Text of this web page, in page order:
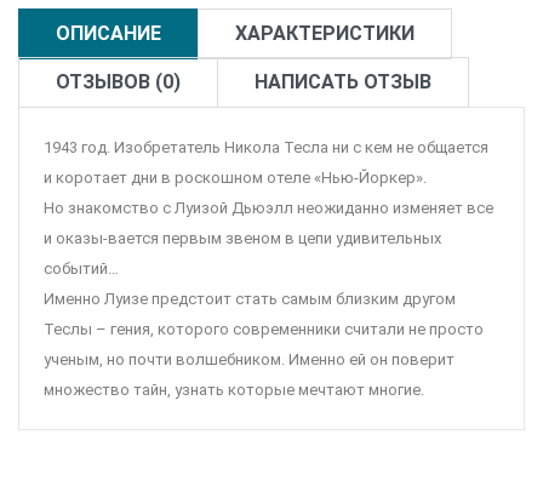
ОПИСАНИЕ ХАРАКТЕРИСТИКИ
ОТЗЫВОВ (0) НАПИСАТЬ ОТЗЫВ
1943 год. Изобретатель Никола Тесла ни с кем не общается
и коротает дни в роскошном отеле «Нью-Йоркер».
Но знакомство с Луизой Дьюэлл неожиданно изменяет все
и оказы-вается первым звеном в цепи удивительных
событий…
Именно Луизе предстоит стать самым близким другом
Теслы – гения, которого современники считали не просто
ученым, но почти волшебником. Именно ей он поверит
множество тайн, узнать которые мечтают многие.